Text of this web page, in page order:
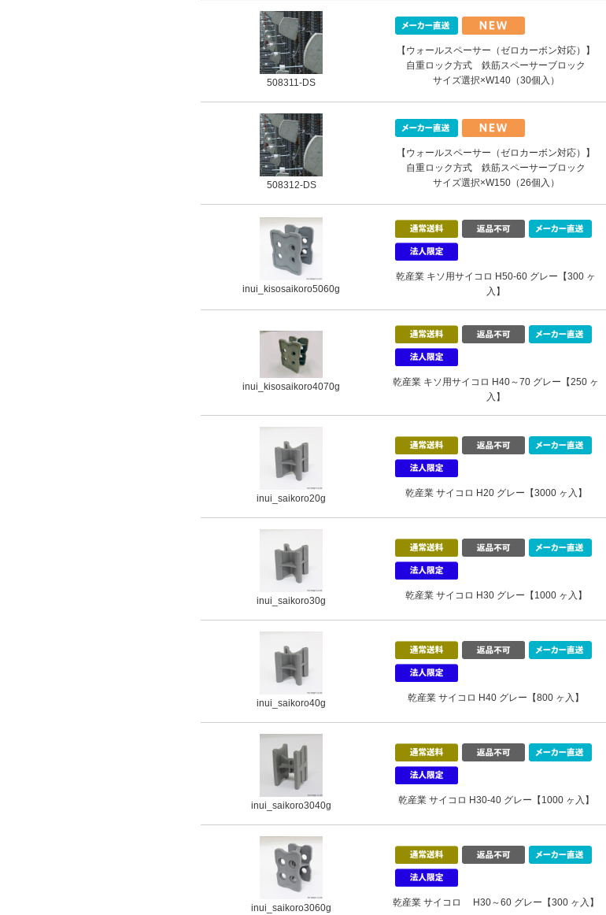
508311-DS
【ウォールスペーサー（ゼロカーボン対応）】
自重ロック方式 鉄筋スペーサーブロック
サイズ選択×W140（30個入）
508312-DS
【ウォールスペーサー（ゼロカーボン対応）】
自重ロック方式 鉄筋スペーサーブロック
サイズ選択×W150（26個入）
inui_kisosaikoro5060g
乾産業 キソ用サイコロ H50-60 グレー【300 ヶ
入】
inui_kisosaikoro4070g
乾産業 キソ用サイコロ H40～70 グレー【250 ヶ
入】
inui_saikoro20g
乾産業 サイコロ H20 グレー【3000 ヶ入】
inui_saikoro30g
乾産業 サイコロ H30 グレー【1000 ヶ入】
inui_saikoro40g
乾産業 サイコロ H40 グレー【800 ヶ入】
inui_saikoro3040g
乾産業 サイコロ H30-40 グレー【1000 ヶ入】
inui_saikoro3060g
乾産業 サイコロ H30～60 グレー【300 ヶ入】